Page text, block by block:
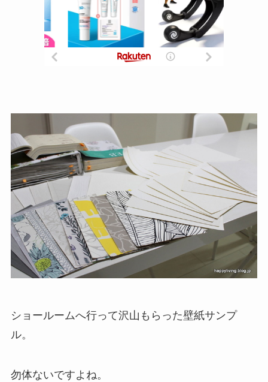
ショールームへ行って沢山もらった壁紙サンプ
ル。
勿体ないですよね。